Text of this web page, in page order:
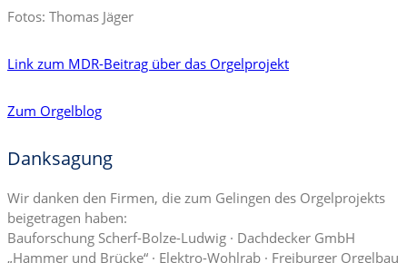
Fotos: Thomas Jäger
Link zum MDR-Beitrag über das Orgelprojekt
Zum Orgelblog
Danksagung
Wir danken den Firmen, die zum Gelingen des Orgelprojekts
beigetragen haben:
Bauforschung Scherf-Bolze-Ludwig · Dachdecker GmbH
„Hammer und Brücke“ · Elektro-Wohlrab · Freiburger Orgelbau